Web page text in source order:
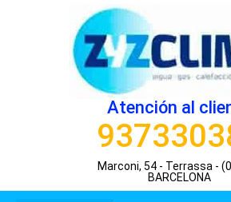
Atención al
Marconi, 54 - Terrassa -
BARCELONA